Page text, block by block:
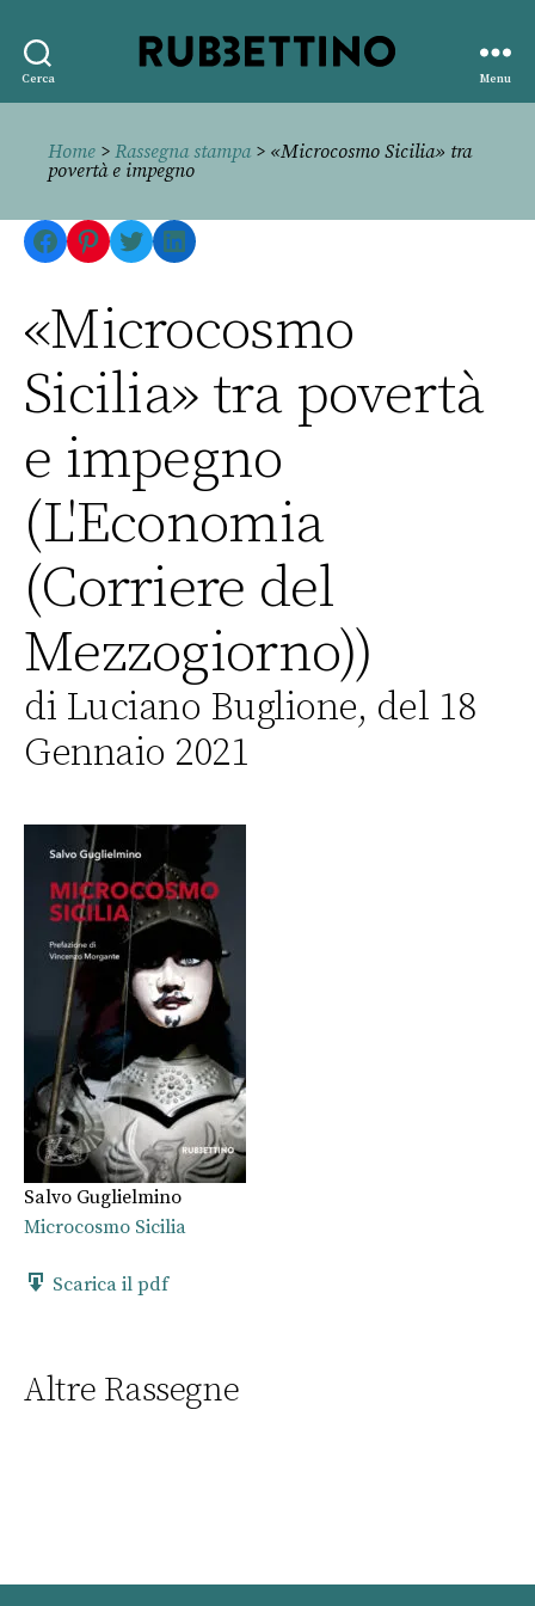
Cerca
editore
Menu
Home > Rassegna stampa> «Microcosmo Sicilia» tra
povertà e impegno
Facebook
Pinterest
TwitterLinkedIn
«Microcosmo
Sicilia» tra povertà
e impegno
(L'Economia
(Corriere del
Mezzogiorno))
di Luciano Buglione, del 18
Gennaio 2021
Salvo Guglielmino
Microcosmo Sicilia
Scarica il pdf
Altre Rassegne